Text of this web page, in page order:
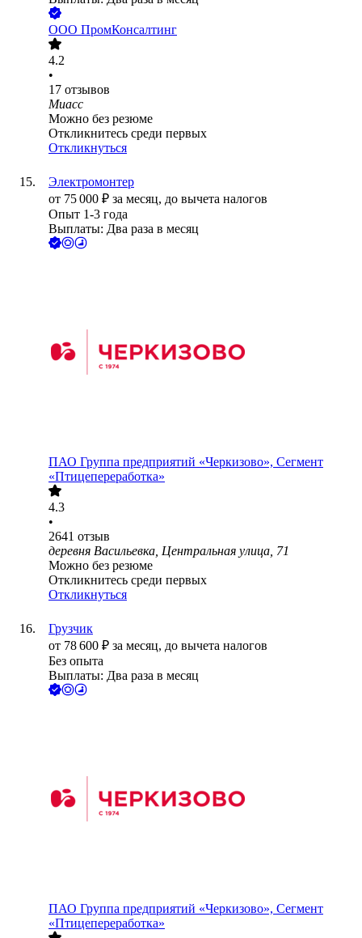
ООО ПромКонсалтинг
4.2
•
17 отзывов
Миасс
Можно без резюме
Откликнитесь среди первых
Откликнуться
Электромонтер
от 75 000 ₽ за месяц, до вычета налогов
Опыт 1-3 года
Выплаты: Два раза в месяц
ПАО Группа предприятий «Черкизово», Сегмент
«Птицепереработка»
4.3
•
2641 отзыв
деревня Васильевка, Центральная улица, 71
Можно без резюме
Откликнитесь среди первых
Откликнуться
Грузчик
от 78 600 ₽ за месяц, до вычета налогов
Без опыта
Выплаты: Два раза в месяц
ПАО Группа предприятий «Черкизово», Сегмент
«Птицепереработка»